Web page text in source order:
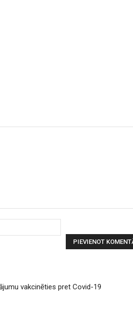
vakcinēties pret Covid-19